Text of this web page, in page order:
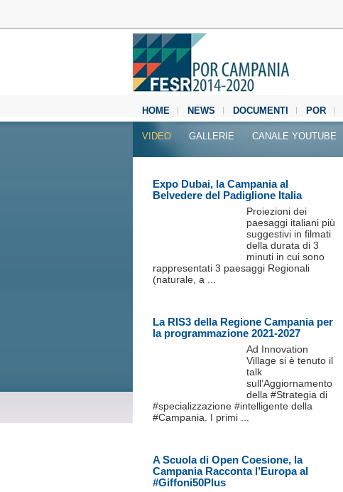
HOME NEWS DOCUMENTI POR
MEDIA CENTER
VIDEO GALLERIE CANALE YOUTUBE
Expo Dubai, la Campania al
Belvedere del Padiglione Italia
Proiezioni dei
paesaggi italiani più
suggestivi in filmati
della durata di 3
minuti in cui sono
rappresentati 3 paesaggi Regionali
(naturale, a ...
La RIS3 della Regione Campania per
la programmazione 2021-2027
Ad Innovation
Village si è tenuto il
talk
sull’Aggiornamento
della #Strategia di
#specializzazione #intelligente della
#Campania. I primi ...
A Scuola di Open Coesione, la
Campania Racconta l’Europa al
#Giffoni50Plus